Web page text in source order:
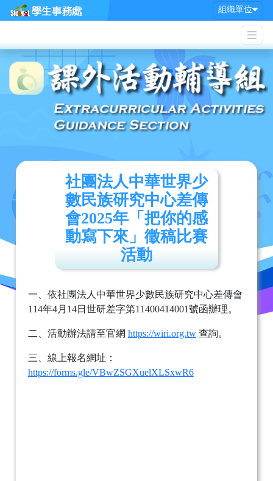
組織單位
社團法人中華世界少
數民族研究中心差傳
會2025年「把你的感
動寫下來」徵稿比賽
活動
一、依社團法人中華世界少數民族研究中心差傳會
114年4月14日世研差字第11400414001號函辦理。
二、活動辦法請至官網 https://wiri.org.tw查詢。
三、線上報名網址：
https://forms.gle/VBwZSGXuelXLSxwR6